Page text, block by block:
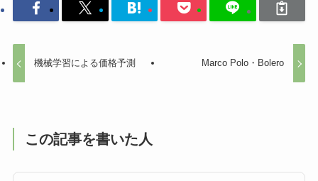
機械学習による価格予測 Marco Polo・Bolero
この記事を書いた人